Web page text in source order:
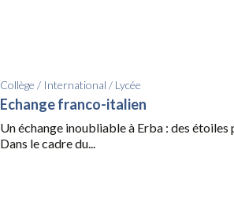
Collège / International / Lycée
Echange franco-italien
Un échange inoubliable à Erba : des étoiles
Dans le cadre du...